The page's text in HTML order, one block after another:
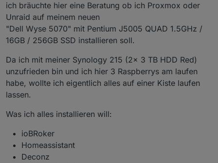
ich bräuchte hier eine Beratung ob ich Proxmox oder
Unraid auf meinem neuen
"Dell Wyse 5070" mit Pentium J5005 QUAD 1.5GHz /
16GB / 256GB SSD installieren soll.
Da ich mit meiner Synology 215 (2x 3 TB HDD Red)
unzufrieden bin und ich hier 3 Raspberrys am laufen
habe, wollte ich eigentlich alles auf einer Kiste laufen
lassen.
Was ich alles installieren will:
ioBRoker
Homeassistant
Deconz